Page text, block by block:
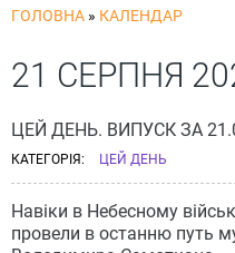
ГОЛОВНА » КАЛЕНДАР
21 СЕРПНЯ
ЦЕЙ ДЕНЬ. ВИПУСК ЗА
КАТЕГОРІЯ: ЦЕЙ ДЕНЬ
Навіки в Небесному
провели в останню путь